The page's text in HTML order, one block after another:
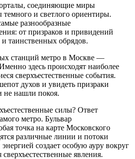
соединяющие миры
и светлого ориентиры.
разнообразные
от призраков и привидений
таинственных обрядов.
станций метро в Москве —
здесь происходят наиболее
сверхъестественные события.
духов и увидеть призраки
не нашли покоя.
силы? Ответ
метро. Бульвар
точка на карте Московского
различные линии и потоки
создает особую ауру вокруг
явления.